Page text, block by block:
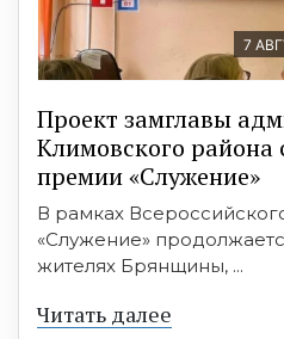
7
Проект замглавы
Климовского района
премии «Служение»
В рамках
«Служение»
жителях Брянщины, ...
Читать далее